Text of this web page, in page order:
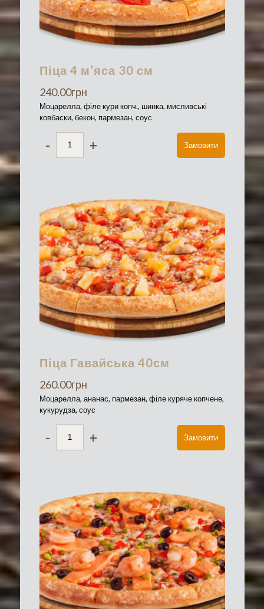
Піца 4 м’яса 30 см
240.00грн
Моцарелла, філе кури копч., шинка, мисливські
ковбаски, бекон, пармезан, соус
- + Замовити
Піца Гавайська 40см
260.00грн
Моцарелла, ананас, пармезан, філе куряче копчене,
кукурудза, соус
- + Замовити